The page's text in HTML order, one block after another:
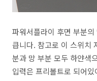
파워서플라이 후면 부분
큽니다. 참고로 이 스위치
분과 망 부분 모두 하얀색
입력은 프리볼트로 되어